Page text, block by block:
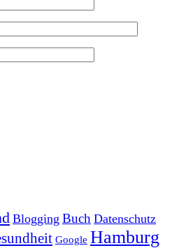
Blogging Buch Datenschutz
Google Hamburg